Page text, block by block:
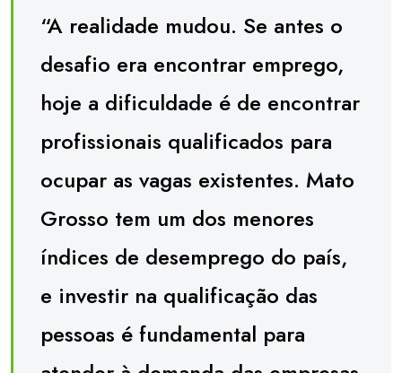
“A realidade mudou. Se antes o
desafio era encontrar emprego,
hoje a dificuldade é de encontrar
profissionais qualificados para
ocupar as vagas existentes. Mato
Grosso tem um dos menores
índices de desemprego do país,
e investir na qualificação das
pessoas é fundamental para